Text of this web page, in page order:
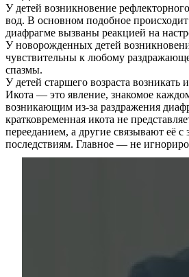
У детей возникновение
вод. В основном подобное
диафрагме вызваны реакцией на
У новорожденных детей
чувствительны к любому
спазмы.
У детей старшего возраста
Икота — это явление, знакомое
возникающим из-за раздражения
кратковременная икота не
перееданием, а другие связывают её
последствиям. Главное — не